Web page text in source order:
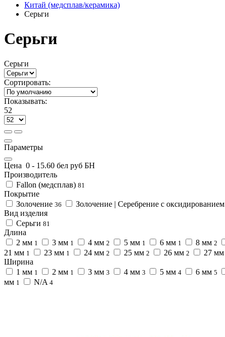
Китай (медсплав/керамика)
Серьги
Серьги
Серьги
Сортировать:
Показывать:
52
Параметры
Цена 0 - 15.60 бел руб БН
Производитель
Fallon (медсплав) 81
Покрытие
Золочение 36 Золочение | Серебрение с оксидированием
Вид изделия
Серьги 81
Длина
2 мм 1 3 мм 1 4 мм 2 5 мм 1 6 мм 1 8 мм 2
21 мм 1 23 мм 1 24 мм 2 25 мм 2 26 мм 2 27 мм
Ширина
1 мм 1 2 мм 1 3 мм 3 4 мм 3 5 мм 4 6 мм 5
мм 1 N/A 4